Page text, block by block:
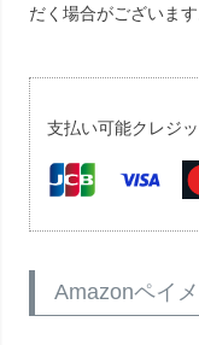
だく場合がございます
支払い可能クレジ
Amazonペイ